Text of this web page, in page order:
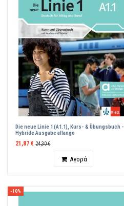
Die neue Linie 1 (A1.1), Kurs- & Übungsbuch -
Hybride Ausgabe allango
21,87 € 24,30 €
Αγορά
-10%